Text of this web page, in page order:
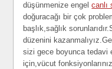
düşünmenize engelcanlı
doğuracağı bir çok
başlık,sağlık
düzenini
sizi gece boyunca tedavi
için,vücut